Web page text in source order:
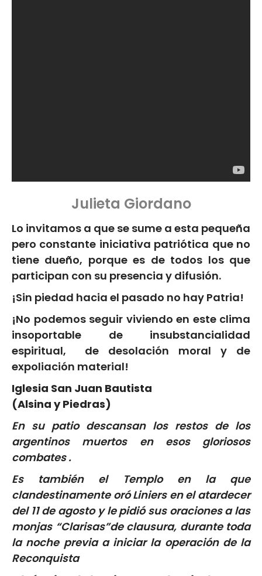
Julieta Giordano
Lo invitamos a que se sume a esta pequeña
pero constante iniciativa patriótica que no
tiene dueño, porque es de todos los que
participan con su presencia y difusión.
¡Sin piedad hacia el pasado no hay Patria!
¡No podemos seguir viviendo en este clima
insoportable de insubstancialidad
espiritual, de desolación moral y de
expoliación material!
Iglesia San Juan Bautista
(Alsina y Piedras)
En su patio descansan los restos de los
argentinos muertos en esos gloriosos
combates .
Es también el Templo en la que
clandestinamente oró Liniers en el atardecer
del 11 de agosto y le pidió sus oraciones a las
monjas “Clarisas”de clausura, durante toda
la noche previa a iniciar la operación de la
Reconquista